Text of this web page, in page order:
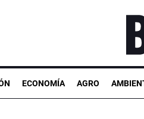
ECONOMÍA AGRO